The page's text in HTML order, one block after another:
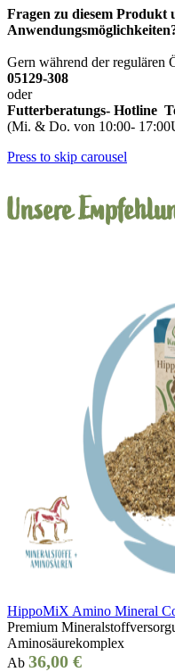
Fragen zu diesem Produkt
Gern während der regulären
05129-308
oder
Futterberatungs- Hotline
(Mi. & Do. von 10:00-
Press to skip carousel
Unsere
HippoMiX Amino Mineral
Premium
Aminosäurekomplex
Ab 36,00 €